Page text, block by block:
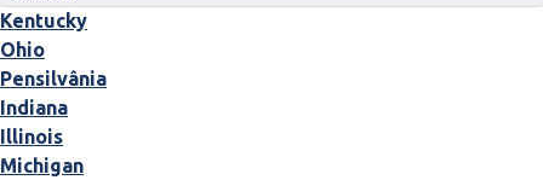
Kentucky
Ohio
Pensilvânia
Indiana
Illinois
Michigan